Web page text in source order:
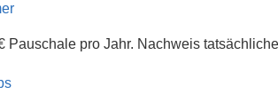
Pauschale pro Jahr. Nachweis